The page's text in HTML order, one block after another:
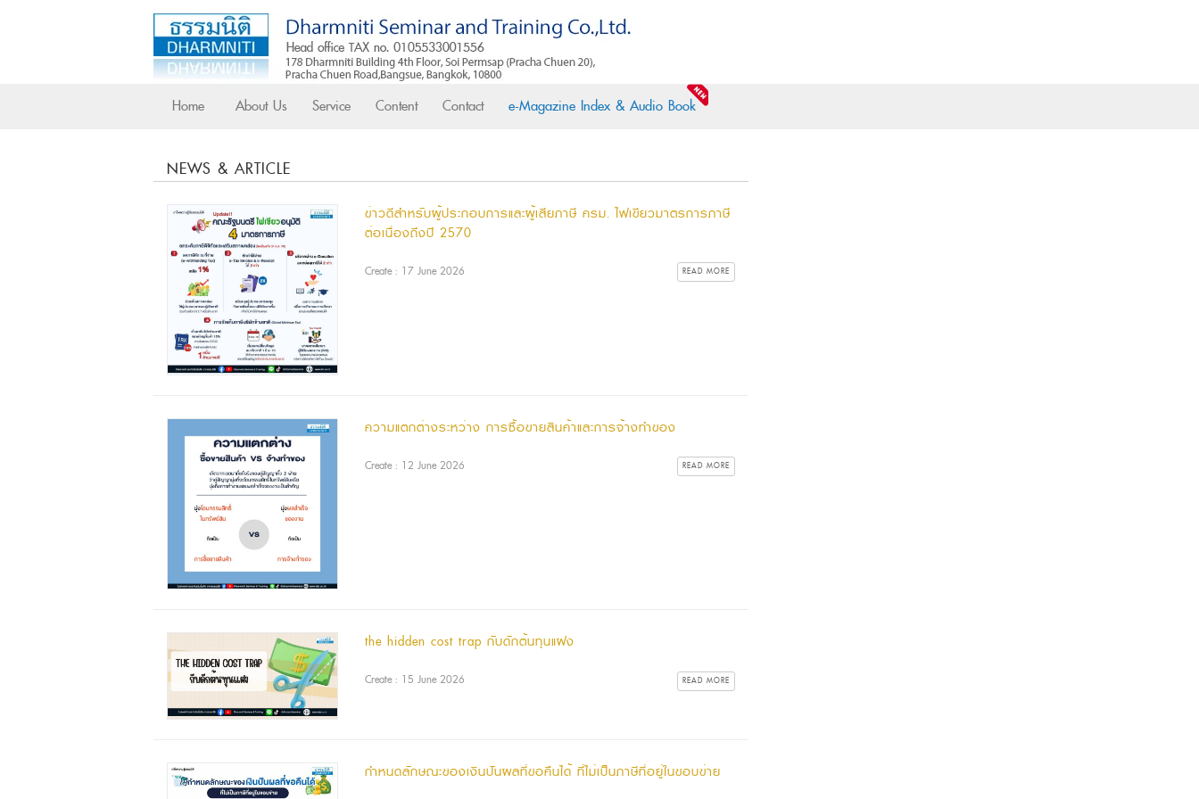
Home About Us Service Content Contact e-Magazine Index & Audio Book
NEWS & ARTICLE
ข่าวดีสำหรับผู้ประกอบการและผู้เสียภาษี ครม. ไฟเขียวมาตรการภาษี
ต่อเนื่องถึงปี 2570
Create : 17 June 2026 READ MORE
ความแตกต่างระหว่าง การซื้อขายสินค้าและการจ้างทำของ
Create : 12 June 2026 READ MORE
the hidden cost trap กับดักต้นทุนแฝง
Create : 15 June 2026 READ MORE
กำหนดลักษณะของเงินปันผลที่ขอคืนได้ ที่ไม่เป็นภาษีที่อยู่ในขอบข่าย